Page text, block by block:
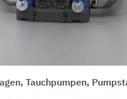
Tauchpumpen,